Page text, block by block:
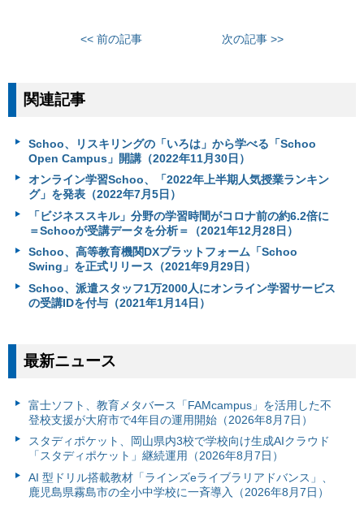
<< 前の記事 次の記事 >>
関連記事
Schoo、リスキリングの「いろは」から学べる「Schoo
Open Campus」開講（2022年11月30日）
オンライン学習Schoo、「2022年上半期人気授業ランキン
グ」を発表（2022年7月5日）
「ビジネススキル」分野の学習時間がコロナ前の約6.2倍に
＝Schooが受講データを分析＝（2021年12月28日）
Schoo、高等教育機関DXプラットフォーム「Schoo
Swing」を正式リリース（2021年9月29日）
Schoo、派遣スタッフ1万2000人にオンライン学習サービス
の受講IDを付与（2021年1月14日）
最新ニュース
富⼠ソフト、教育メタバース「FAMcampus」を活用した不
登校支援が大府市で4年目の運用開始（2026年8月7日）
スタディポケット、岡山県内3校で学校向け生成AIクラウド
「スタディポケット」継続運用（2026年8月7日）
AI 型ドリル搭載教材「ラインズeライブラリアドバンス」、
鹿児島県霧島市の全小中学校に一斉導入（2026年8月7日）